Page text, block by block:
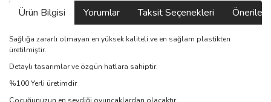
Ürün Bilgisi Yorumlar Taksit Seçenekleri
Sağlığa zararlı olmayan en yüksek kaliteli ve en sağlam plastikten
üretilmiştir.
Detaylı tasarımlar ve özgün hatlara sahiptir.
%100 Yerli üretimdir